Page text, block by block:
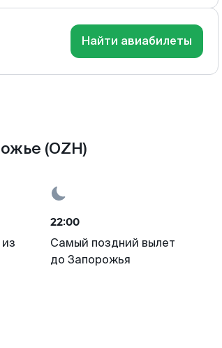
Найти авиабилеты
(OZH)
22:00
Самый поздний вылет
до Запорожья